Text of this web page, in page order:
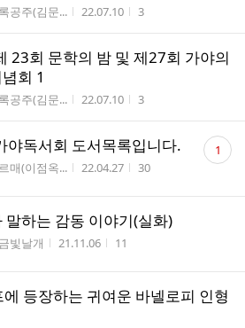
자
공주(김문... 작성시간
22.07.10 조회수
3
23회 문학의 밤 및 제27회 가야의
회 1
자
공주(김문... 작성시간
22.07.10 조회수
3
야독서회 도서목록입니다.
자
매(이점옥... 작성시간
22.04.27 조회수
30
댓
글 1
말하는 감동 이야기(실화)
작성자
금빛날개 작성시간
21.11.06 조회수
11
등장하는 귀여운 바넬로피 인형